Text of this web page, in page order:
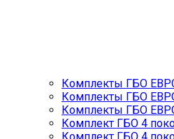
Комплекты ГБО
Комплекты ГБО
Комплекты ГБО
Комплект ГБО 4